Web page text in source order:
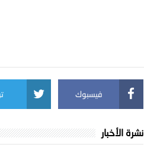
فيسبوك
نشرة الأخبار